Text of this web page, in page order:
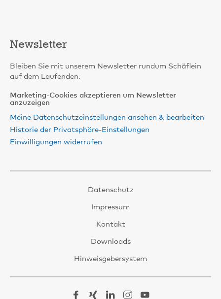
Newsletter
Bleiben Sie mit unserem Newsletter rundum Schäflein
auf dem Laufenden.
Marketing-Cookies akzeptieren um Newsletter
anzuzeigen
Meine Datenschutzeinstellungen ansehen & bearbeiten
Historie der Privatsphäre-Einstellungen
Einwilligungen widerrufen
Datenschutz
Impressum
Kontakt
Downloads
Hinweisgebersystem